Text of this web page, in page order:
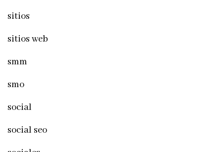
sitios
sitios web
smm
smo
social
social seo